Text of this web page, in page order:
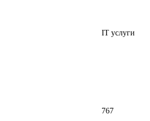
IT услуги
767